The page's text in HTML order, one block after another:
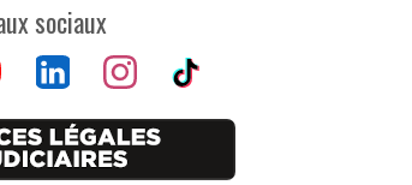
sociaux